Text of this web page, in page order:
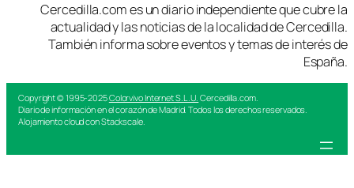
Cercedilla.com es un diario independiente que cubre la
actualidad y las noticias de la localidad de Cercedilla.
También informa sobre eventos y temas de interés de
España.
Copyright © 1995-2025Colorvivo Internet S.L.U. Cercedilla.com.
Diario de información en el corazón de Madrid. Todos los derechos reservados.
Alojamiento cloud con Stackscale.